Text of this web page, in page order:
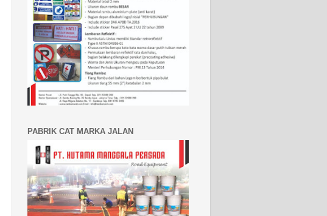
PABRIK CAT MARKA JALAN